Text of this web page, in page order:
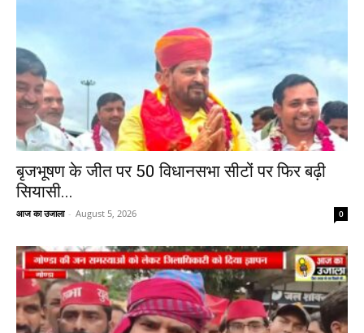
बृजभूषण के जीत पर 50 विधानसभा सीटों पर फिर बढ़ी
सियासी...
आज का उजाला - August 5, 2026 0